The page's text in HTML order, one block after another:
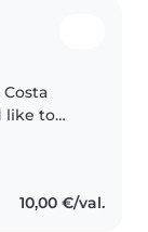
Costa
like to
old,
10,00 €/val.